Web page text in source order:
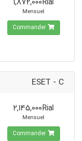
1,872,000Rial
Mensuel
Commander
ESET - C
2,145,000Rial
Mensuel
Commander